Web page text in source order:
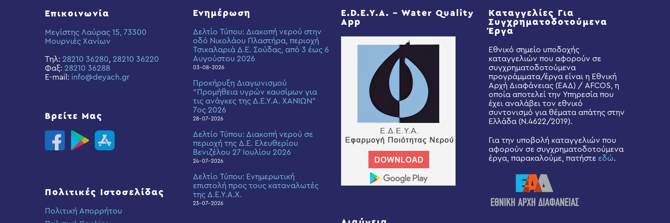
Επικοινωνία
Μεγίστης Λαύρας 15, 73300
Μουρνιές Χανίων
Τηλ: 28210 36280, 28210 36220
Φαξ: 28210 36288
E-mail: info@deyach.gr
Βρείτε Μας
Πολιτικές Ιστοσελίδας
Πολιτική Απορρήτου
Ενημέρωση
Δελτίο Τύπου: Διακοπή νερού στην
οδό Νικολάου Πλαστήρα, περιοχή
Τσικαλαριά Δ.Ε. Σούδας, από 3 έως 6
Αυγούστου 2026
03-08-2026
Προκήρυξη Διαγωνισμού
“Προμήθεια υγρών καυσίμων για
τις ανάγκες της Δ.Ε.Υ.Α. ΧΑΝΙΩΝ”
7ος 2026
28-07-2026
Δελτίο Τύπου: Διακοπή νερού σε
περιοχή της Δ.Ε. Ελευθερίου
Βενιζέλου 27 Ιουλίου 2026
24-07-2026
Δελτίο Τύπου: Eνημερωτική
επιστολή προς τους καταναλωτές
της Δ.Ε.Υ.Α.Χ.
23-07-2026
E.D.E.Y.A. – Water Quality
App
Καταγγελίες Για
Συγχρηματοδοτούμενα
Έργα
Εθνικό σημείο υποδοχής
καταγγελιών που αφορούν σε
συγχρηματοδοτούμενα
προγράμματα/έργα είναι η Εθνική
Αρχή Διαφάνειας (ΕΑΔ) / AFCOS, η
οποία αποτελεί την Υπηρεσία που
έχει αναλάβει τον εθνικό
συντονισμό για θέματα απάτης στην
Ελλάδα (Ν.4622/2019).
Για την υποβολή καταγγελιών που
αφορούν σε συγχρηματοδοτούμενα
έργα, παρακαλούμε, πατήστε εδώ.